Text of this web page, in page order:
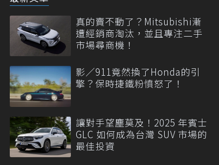
真的賣不動了？Mitsubishi漸
遭經銷商淘汰，並且專注二手
市場尋商機！
影／911竟然換了Honda的引
擎？保時捷鐵粉憤怒了！
讓對手望塵莫及！2025 年賓士
GLC 如何成為台灣 SUV 市場的
最佳投資